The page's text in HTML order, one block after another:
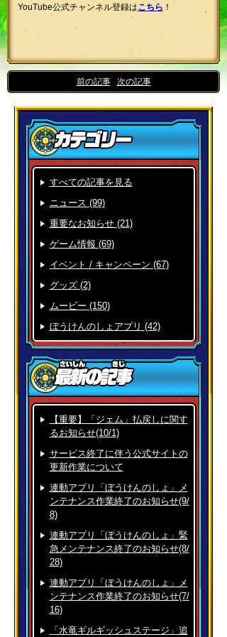
YouTube公式チャンネル登録はこちら ！
前の記事| 次の記事>>
すべての記事を見る
ニュース (99)
重要なお知らせ (21)
ゲーム情報 (69)
イベント / キャンペーン (67)
グッズ (2)
ムービー (150)
ぼうけんのしょアプリ (42)
【重要】「ジェム」払戻しに関す
るお知らせ(10/1)
サービス終了に伴う公式サイトの
更新作業について
連動アプリ「ぼうけんのしょ」メ
ンテナンス作業終了のお知らせ(9/
8)
連動アプリ「ぼうけんのしょ」緊
急メンテナンス終了のお知らせ(8/
28)
連動アプリ「ぼうけんのしょ」メ
ンテナンス作業終了のお知らせ(7/
16)
「水竜ギルギッシュステージ」追